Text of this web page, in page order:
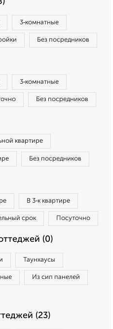
3‑комнатные
Без посредников
3‑комнатные
Без посредников
квартире
Без посредников
В 3‑к квартире
срок Посуточно
(0)
Таунхаусы
Из сип панелей
(23)